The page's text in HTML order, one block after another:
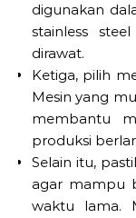
digunakan
stainless
dirawat.
Ketiga, pilih
Mesin yang
membantu
produksi
Selain itu,
agar mampu
waktu lama.